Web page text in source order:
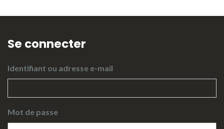
Se connecter
Identifiant ou adresse e-mail
Mot de passe